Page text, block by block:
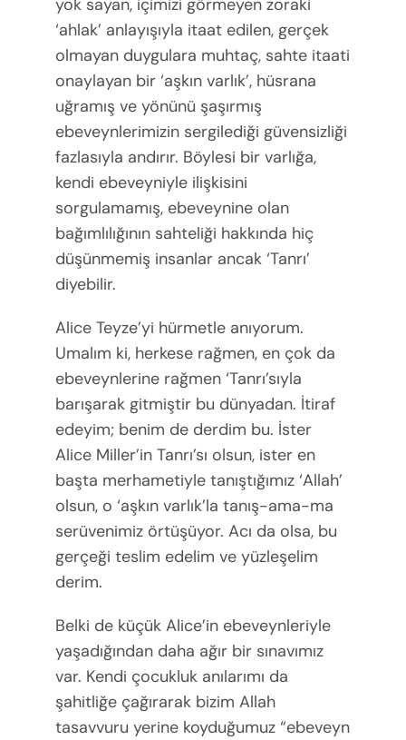
yok sayan, içimizi görmeyen zoraki
‘ahlak’ anlayışıyla itaat edilen, gerçek
olmayan duygulara muhtaç, sahte itaati
onaylayan bir ‘aşkın varlık’, hüsrana
uğramış ve yönünü şaşırmış
ebeveynlerimizin sergilediği güvensizliği
fazlasıyla andırır. Böylesi bir varlığa,
kendi ebeveyniyle ilişkisini
sorgulamamış, ebeveynine olan
bağımlılığının sahteliği hakkında hiç
düşünmemiş insanlar ancak ‘Tanrı’
diyebilir.
Alice Teyze’yi hürmetle anıyorum.
Umalım ki, herkese rağmen, en çok da
ebeveynlerine rağmen ‘Tanrı’sıyla
barışarak gitmiştir bu dünyadan. İtiraf
edeyim; benim de derdim bu. İster
Alice Miller’in Tanrı’sı olsun, ister en
başta merhametiyle tanıştığımız ‘Allah’
olsun, o ‘aşkın varlık’la tanış-ama-ma
serüvenimiz örtüşüyor. Acı da olsa, bu
gerçeği teslim edelim ve yüzleşelim
derim.
Belki de küçük Alice’in ebeveynleriyle
yaşadığından daha ağır bir sınavımız
var. Kendi çocukluk anılarımı da
şahitliğe çağırarak bizim Allah
tasavvuru yerine koyduğumuz “ebeveyn